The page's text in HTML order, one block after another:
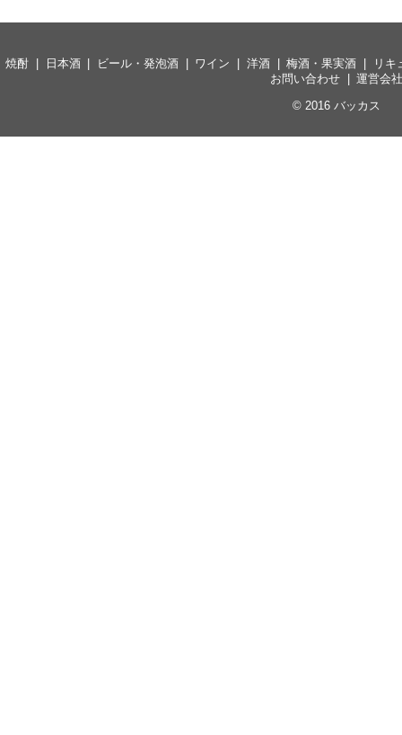
焼酎 日本酒 ビール・発泡酒 ワイン 洋酒 梅酒・果実酒
リキ
お問い合わせ
運営会
© 2016 バッカス